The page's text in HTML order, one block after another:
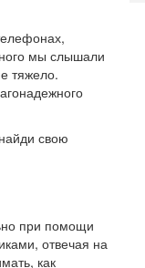
мы слышали
тяжело.
свою
при помощи
отвечая на
как